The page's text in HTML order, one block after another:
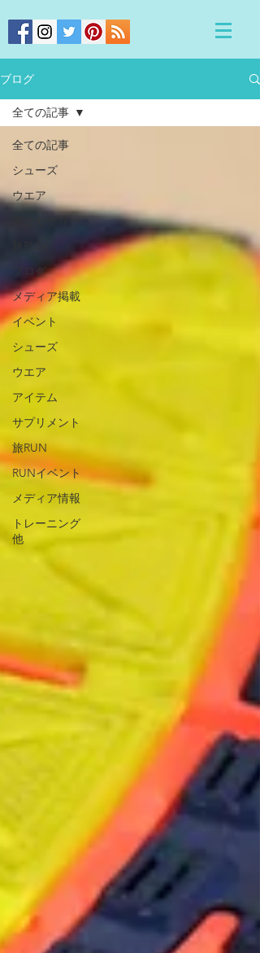
ブログ
全ての記事
シューズ
ウエア
アクセサリー
ブログ
メディア掲載
イベント
シューズ
ウエア
アイテム
サプリメント
旅RUN
RUNイベント
メディア情報
トレーニング
他
全ての記事